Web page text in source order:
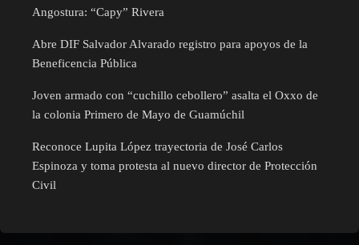
Angostura: “Capy” Rivera
Abre DIF Salvador Alvarado registro para apoyos de la
Beneficencia Pública
Joven armado con “cuchillo cebollero” asalta el Oxxo de
la colonia Primero de Mayo de Guamúchil
Reconoce Lupita López trayectoria de José Carlos
Espinoza y toma protesta al nuevo director de Protección
Civil